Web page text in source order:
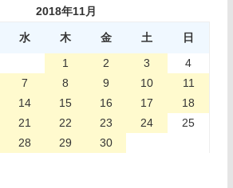
2018年11月
水 木 金 土
日
1
2 3
4
7 8 9 10
11
14 15 16 17
18
21 22 23 24
25
28 29 30